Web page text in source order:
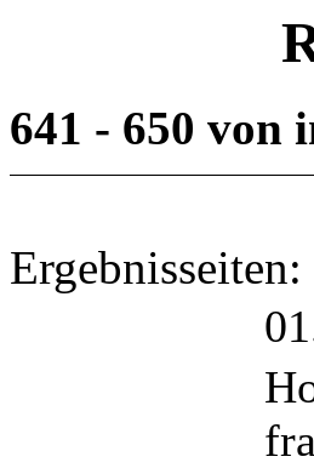
641 - 650 von
Ergebnisseiten: